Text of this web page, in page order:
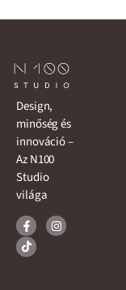
Design,
minőség és
innováció –
Az N100
Studio
világa